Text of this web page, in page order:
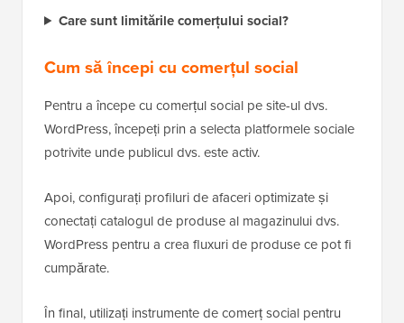
Care sunt limitările comerțului social?
Cum să începi cu comerțul social
Pentru a începe cu comerțul social pe site-ul dvs.
WordPress, începeți prin a selecta platformele sociale
potrivite unde publicul dvs. este activ.
Apoi, configurați profiluri de afaceri optimizate și
conectați catalogul de produse al magazinului dvs.
WordPress pentru a crea fluxuri de produse ce pot fi
cumpărate.
În final, utilizați instrumente de comerț social pentru